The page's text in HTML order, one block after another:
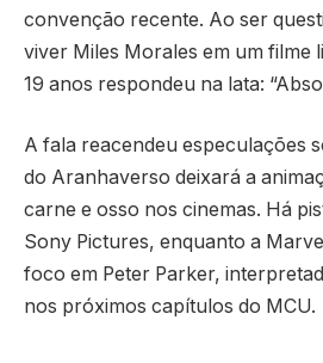
convenção recente. Ao ser
viver Miles Morales em um filme
19 anos respondeu na lata:
A fala reacendeu especulações
do Aranhaverso deixará a
carne e osso nos cinemas. Há
Sony Pictures, enquanto a
foco em Peter Parker,
nos próximos capítulos do MCU.